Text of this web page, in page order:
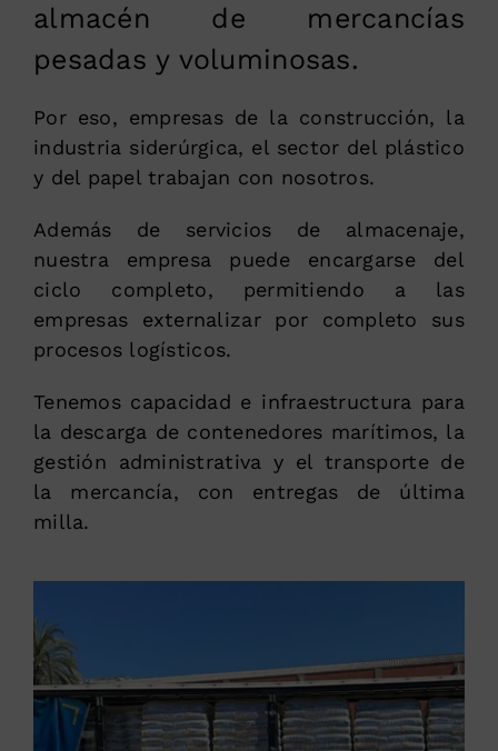
almacén de mercancías
pesadas y voluminosas.
Por eso, empresas de la construcción, la
industria siderúrgica, el sector del plástico
y del papel trabajan con nosotros.
Además de servicios de almacenaje,
nuestra empresa puede encargarse del
ciclo completo, permitiendo a las
empresas externalizar por completo sus
procesos logísticos.
Tenemos capacidad e infraestructura para
la descarga de contenedores marítimos, la
gestión administrativa y el transporte de
la mercancía, con entregas de última
milla.